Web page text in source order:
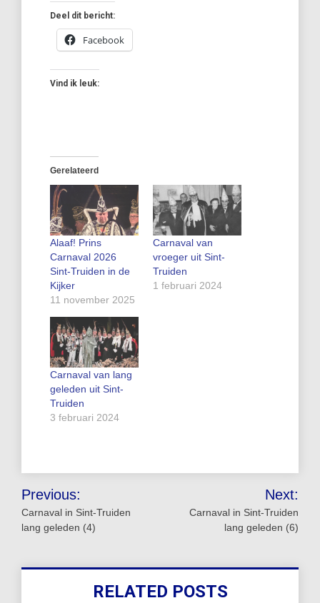
Deel dit bericht:
Facebook
Vind ik leuk:
Gerelateerd
Alaaf! Prins
Carnaval 2026
Sint-Truiden in de
Kijker
11 november 2025
Carnaval van
vroeger uit Sint-
Truiden
1 februari 2024
Carnaval van lang
geleden uit Sint-
Truiden
3 februari 2024
Bericht
navigatie
Previous:
Carnaval in Sint-Truiden
lang geleden (4)
Next:
Carnaval in Sint-Truiden
lang geleden (6)
RELATED POSTS